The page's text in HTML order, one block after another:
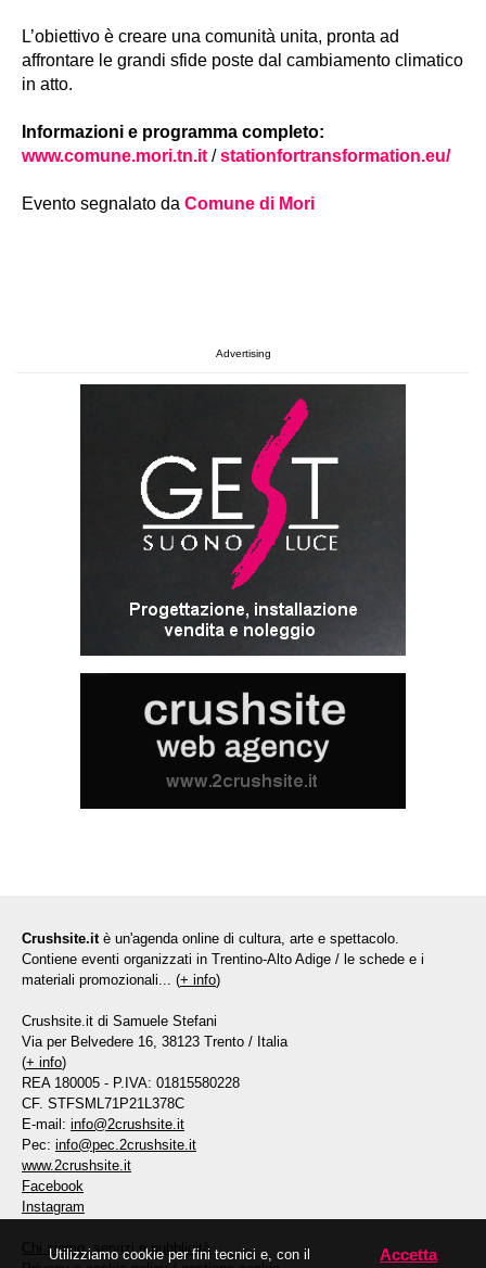
L’obiettivo è creare una comunità unita, pronta ad
affrontare le grandi sfide poste dal cambiamento climatico
in atto.
Informazioni e programma completo:
www.comune.mori.tn.it/stationfortransformation.eu/
Evento segnalato da Comune di Mori
Advertising
Crushsite.it è un'agenda online di cultura, arte e spettacolo.
Contiene eventi organizzati in Trentino-Alto Adige / le schede e i
materiali promozionali... (+ info)
Crushsite.it di Samuele Stefani
Via per Belvedere 16, 38123 Trento / Italia
(+ info)
REA 180005 - P.IVA: 01815580228
CF. STFSML71P21L378C
E-mail: info@2crushsite.it
Pec: info@pec.2crushsite.it
www.2crushsite.it
Facebook
Instagram
Chi siamo, servizi e pubblicità
Utilizziamo cookie per fini tecnici e, con il
Accetta